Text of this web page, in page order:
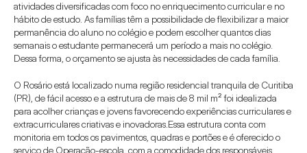
atividades diversificadas com foco no enriquecimento curricular e no
hábito de estudo. As famílias têm a possibilidade de flexibilizar a maior
permanência do aluno no colégio e podem escolher quantos dias
semanais o estudante permanecerá um período a mais no colégio.
Dessa forma, o orçamento se ajusta às necessidades de cada família.
O Rosário está localizado numa região residencial tranquila de Curitiba
(PR), de fácil acesso e a estrutura de mais de 8 mil m² foi idealizada
para acolher crianças e jovens favorecendo experiências curriculares e
extracurriculares criativas e inovadoras.Essa estrutura conta com
monitoria em todos os pavimentos, quadras e portões e é oferecido o
serviço de Operação-escola, com a comodidade dos responsáveis